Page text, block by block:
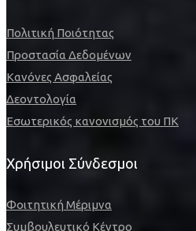
Πολιτική Ποιότητας
Προστασία Δεδομένων
Κανόνες Ασφαλείας
Δεοντολογία
Εσωτερικός κανονισμός του ΠΚ
Χρήσιμοι Σύνδεσμοι
Φοιτητική Μέριμνα
Συμβουλευτικό Κέντρο